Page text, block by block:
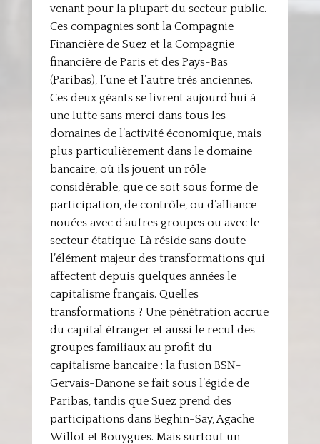
venant pour la plupart du secteur public.
Ces compagnies sont la Compagnie
Financière de Suez et la Compagnie
financière de Paris et des Pays-Bas
(Paribas), l’une et l’autre très anciennes.
Ces deux géants se livrent aujourd’hui à
une lutte sans merci dans tous les
domaines de l’activité économique, mais
plus particulièrement dans le domaine
bancaire, où ils jouent un rôle
considérable, que ce soit sous forme de
participation, de contrôle, ou d’alliance
nouées avec d’autres groupes ou avec le
secteur étatique. Là réside sans doute
l’élément majeur des transformations qui
affectent depuis quelques années le
capitalisme français. Quelles
transformations ? Une pénétration accrue
du capital étranger et aussi le recul des
groupes familiaux au profit du
capitalisme bancaire : la fusion BSN-
Gervais-Danone se fait sous l’égide de
Paribas, tandis que Suez prend des
participations dans Beghin-Say, Agache
Willot et Bouygues. Mais surtout un